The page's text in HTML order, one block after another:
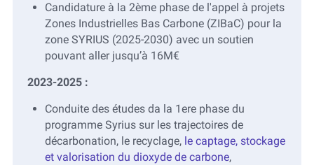
Candidature à la 2ème phase de l'appel à projets
Zones Industrielles Bas Carbone (ZIBaC) pour la
zone SYRIUS (2025-2030) avec un soutien
pouvant aller jusqu’à 16M€
2023-2025 :
Conduite des études da la 1ere phase du
programme Syrius sur les trajectoires de
décarbonation, le recyclage, le captage, stockage
et valorisation du dioxyde de carbone,